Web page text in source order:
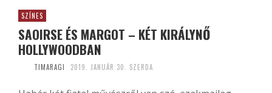
SZÍNES
SAOIRSE ÉS MARGOT – KÉT KIRÁLYNŐ
HOLLYWOODBAN
TIMARAGI 2019. JANUÁR 30. SZERDA